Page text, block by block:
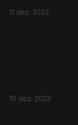
11 dez. 2023
10 dez. 2023